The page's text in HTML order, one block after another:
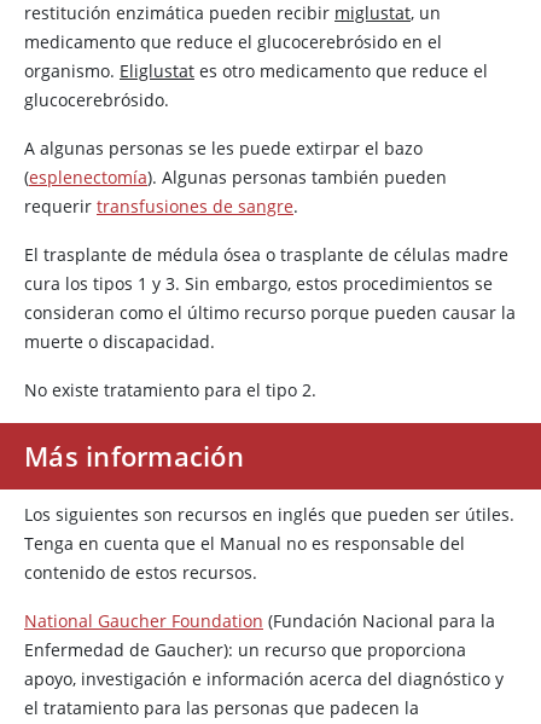
restitución enzimática pueden recibir miglustat, un
medicamento que reduce el glucocerebrósido en el
organismo. Eliglustat es otro medicamento que reduce el
glucocerebrósido.
A algunas personas se les puede extirpar el bazo
(esplenectomía). Algunas personas también pueden
requerir transfusiones de sangre.
El trasplante de médula ósea o trasplante de células madre
cura los tipos 1 y 3. Sin embargo, estos procedimientos se
consideran como el último recurso porque pueden causar la
muerte o discapacidad.
No existe tratamiento para el tipo 2.
Más información
Los siguientes son recursos en inglés que pueden ser útiles.
Tenga en cuenta que el Manual no es responsable del
contenido de estos recursos.
National Gaucher Foundation (Fundación Nacional para la
Enfermedad de Gaucher): un recurso que proporciona
apoyo, investigación e información acerca del diagnóstico y
el tratamiento para las personas que padecen la